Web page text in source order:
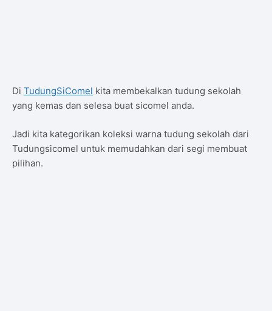
Di TudungSiComel kita membekalkan tudung sekolah
yang kemas dan selesa buat sicomel anda.
Jadi kita kategorikan koleksi warna tudung sekolah dari
Tudungsicomel untuk memudahkan dari segi membuat
pilihan.